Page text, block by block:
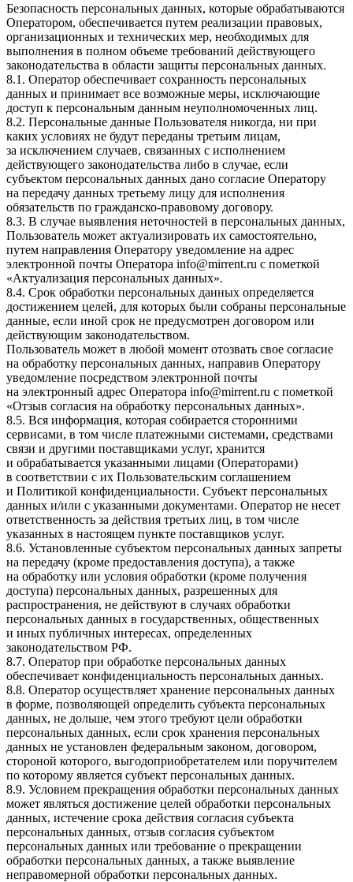
Безопасность персональных данных, которые обрабатываются
Оператором, обеспечивается путем реализации правовых,
организационных и технических мер, необходимых для
выполнения в полном объеме требований действующего
законодательства в области защиты персональных данных.
8.1. Оператор обеспечивает сохранность персональных
данных и принимает все возможные меры, исключающие
доступ к персональным данным неуполномоченных лиц.
8.2. Персональные данные Пользователя никогда, ни при
каких условиях не будут переданы третьим лицам,
за исключением случаев, связанных с исполнением
действующего законодательства либо в случае, если
субъектом персональных данных дано согласие Оператору
на передачу данных третьему лицу для исполнения
обязательств по гражданско-правовому договору.
8.3. В случае выявления неточностей в персональных данных,
Пользователь может актуализировать их самостоятельно,
путем направления Оператору уведомление на адрес
электронной почты Оператора info@mirrent.ru с пометкой
«Актуализация персональных данных».
8.4. Срок обработки персональных данных определяется
достижением целей, для которых были собраны персональные
данные, если иной срок не предусмотрен договором или
действующим законодательством.
Пользователь может в любой момент отозвать свое согласие
на обработку персональных данных, направив Оператору
уведомление посредством электронной почты
на электронный адрес Оператора info@mirrent.ru с пометкой
«Отзыв согласия на обработку персональных данных».
8.5. Вся информация, которая собирается сторонними
сервисами, в том числе платежными системами, средствами
связи и другими поставщиками услуг, хранится
и обрабатывается указанными лицами (Операторами)
в соответствии с их Пользовательским соглашением
и Политикой конфиденциальности. Субъект персональных
данных и/или с указанными документами. Оператор не несет
ответственность за действия третьих лиц, в том числе
указанных в настоящем пункте поставщиков услуг.
8.6. Установленные субъектом персональных данных запреты
на передачу (кроме предоставления доступа), а также
на обработку или условия обработки (кроме получения
доступа) персональных данных, разрешенных для
распространения, не действуют в случаях обработки
персональных данных в государственных, общественных
и иных публичных интересах, определенных
законодательством РФ.
8.7. Оператор при обработке персональных данных
обеспечивает конфиденциальность персональных данных.
8.8. Оператор осуществляет хранение персональных данных
в форме, позволяющей определить субъекта персональных
данных, не дольше, чем этого требуют цели обработки
персональных данных, если срок хранения персональных
данных не установлен федеральным законом, договором,
стороной которого, выгодоприобретателем или поручителем
по которому является субъект персональных данных.
8.9. Условием прекращения обработки персональных данных
может являться достижение целей обработки персональных
данных, истечение срока действия согласия субъекта
персональных данных, отзыв согласия субъектом
персональных данных или требование о прекращении
обработки персональных данных, а также выявление
неправомерной обработки персональных данных.